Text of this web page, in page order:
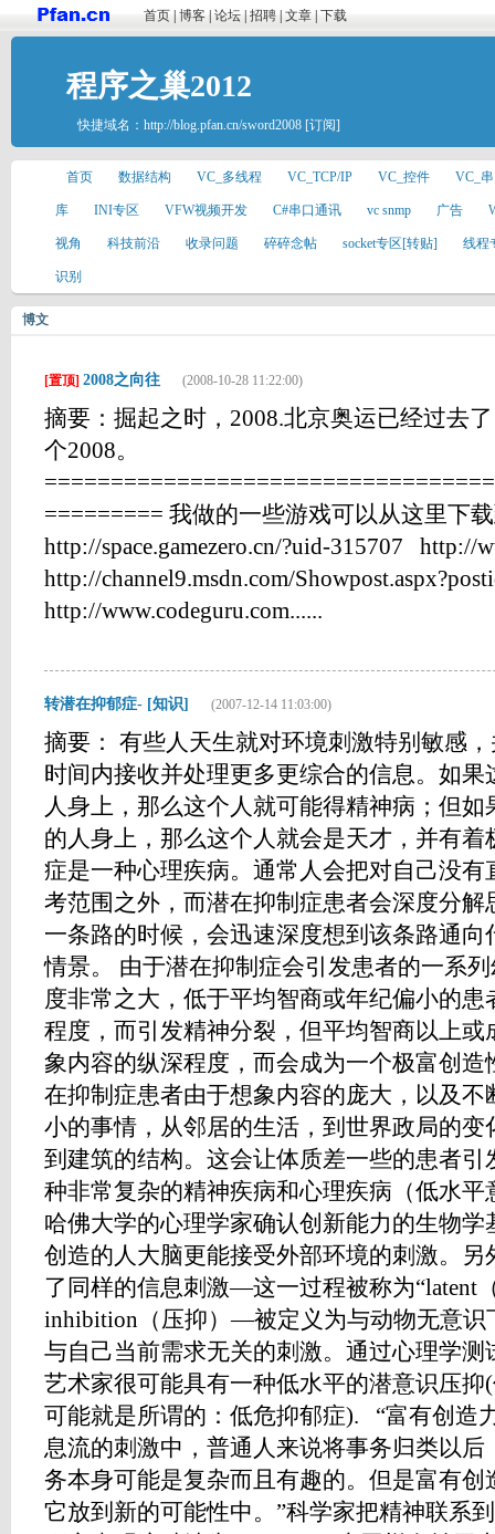
首页 博客 论坛 招聘 文章 下载
程序之巢2012
快捷域名： http://blog.pfan.cn/sword2008 [订阅]
首页 数据结构 VC_多线程 VC_TCP/IP VC_控件 VC_
库 INI专区 VFW视频开发 C#串口通讯 vc snmp 广告
视角 科技前沿 收录问题 碎碎念帖 socket专区[转贴] 线程
识别
博文
[置顶] 2008之向往 (2008-10-28 11:22:00)
摘要：掘起之时，2008.北京奥运已经过去
个2008。
========= 我做的一些游戏可以从这里下
http://space.gamezero.cn/?uid-315707 http://
http://channel9.msdn.com/
http://www.codeguru.com......
转潜在抑郁症- [知识] (2007-12-14 11:03:00)
摘要： 有些人天生就对环境刺激特别敏感
时间内接收并处理更多更综合的信息。如
人身上，那么这个人就可能得精神病；但
的人身上，那么这个人就会是天才，并有
症是一种心理疾病。通常人会把对自己没
考范围之外，而潜在抑制症患者会深度分
一条路的时候，会迅速深度想到该条路通
情景。 由于潜在抑制症会引发患者的一系
度非常之大，低于平均智商或年纪偏小的
程度，而引发精神分裂，但平均智商以上
象内容的纵深程度，而会成为一个极富创
在抑制症患者由于想象内容的庞大，以及
小的事情，从邻居的生活，到世界政局的
到建筑的结构。这会让体质差一些的患者
种非常复杂的精神疾病和心理疾病（低水
哈佛大学的心理学家确认创新能力的生物
创造的人大脑更能接受外部环境的刺激。
了同样的信息刺激―这一过程被称为“latent
inhibition（压抑）―被定义为与动物无意识
与自己当前需求无关的刺激。通过心理学
艺术家很可能具有一种低水平的潜意识压
可能就是所谓的：低危抑郁症). “富有创造
息流的刺激中，普通人来说将事务归类以
务本身可能是复杂而且有趣的。但是富有
它放到新的可能性中。”科学家把精神联系